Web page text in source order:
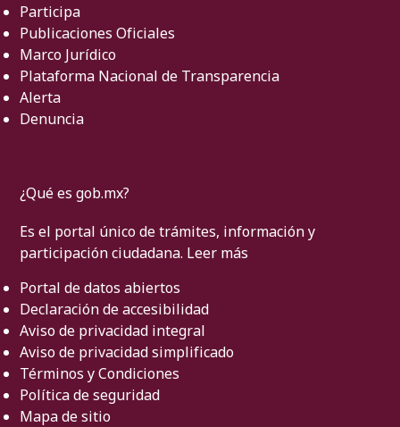
Participa
Publicaciones Oficiales
Marco Jurídico
Plataforma Nacional de Transparencia
Alerta
Denuncia
¿Qué es gob.mx?
Es el portal único de trámites, información y
participación ciudadana. Leer más
Portal de datos abiertos
Declaración de accesibilidad
Aviso de privacidad integral
Aviso de privacidad simplificado
Términos y Condiciones
Política de seguridad
Mapa de sitio